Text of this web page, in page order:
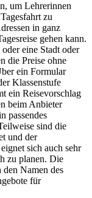
um Lehrerinnen
zu
in ganz
gehen kann.
eine Stadt oder
die Preise ohne
ein Formular
Klassenstufe
ein Reisevorschlag
beim Anbieter
passendes
sind die
und der
sich auch sehr
zu planen. Die
den Namen des
für